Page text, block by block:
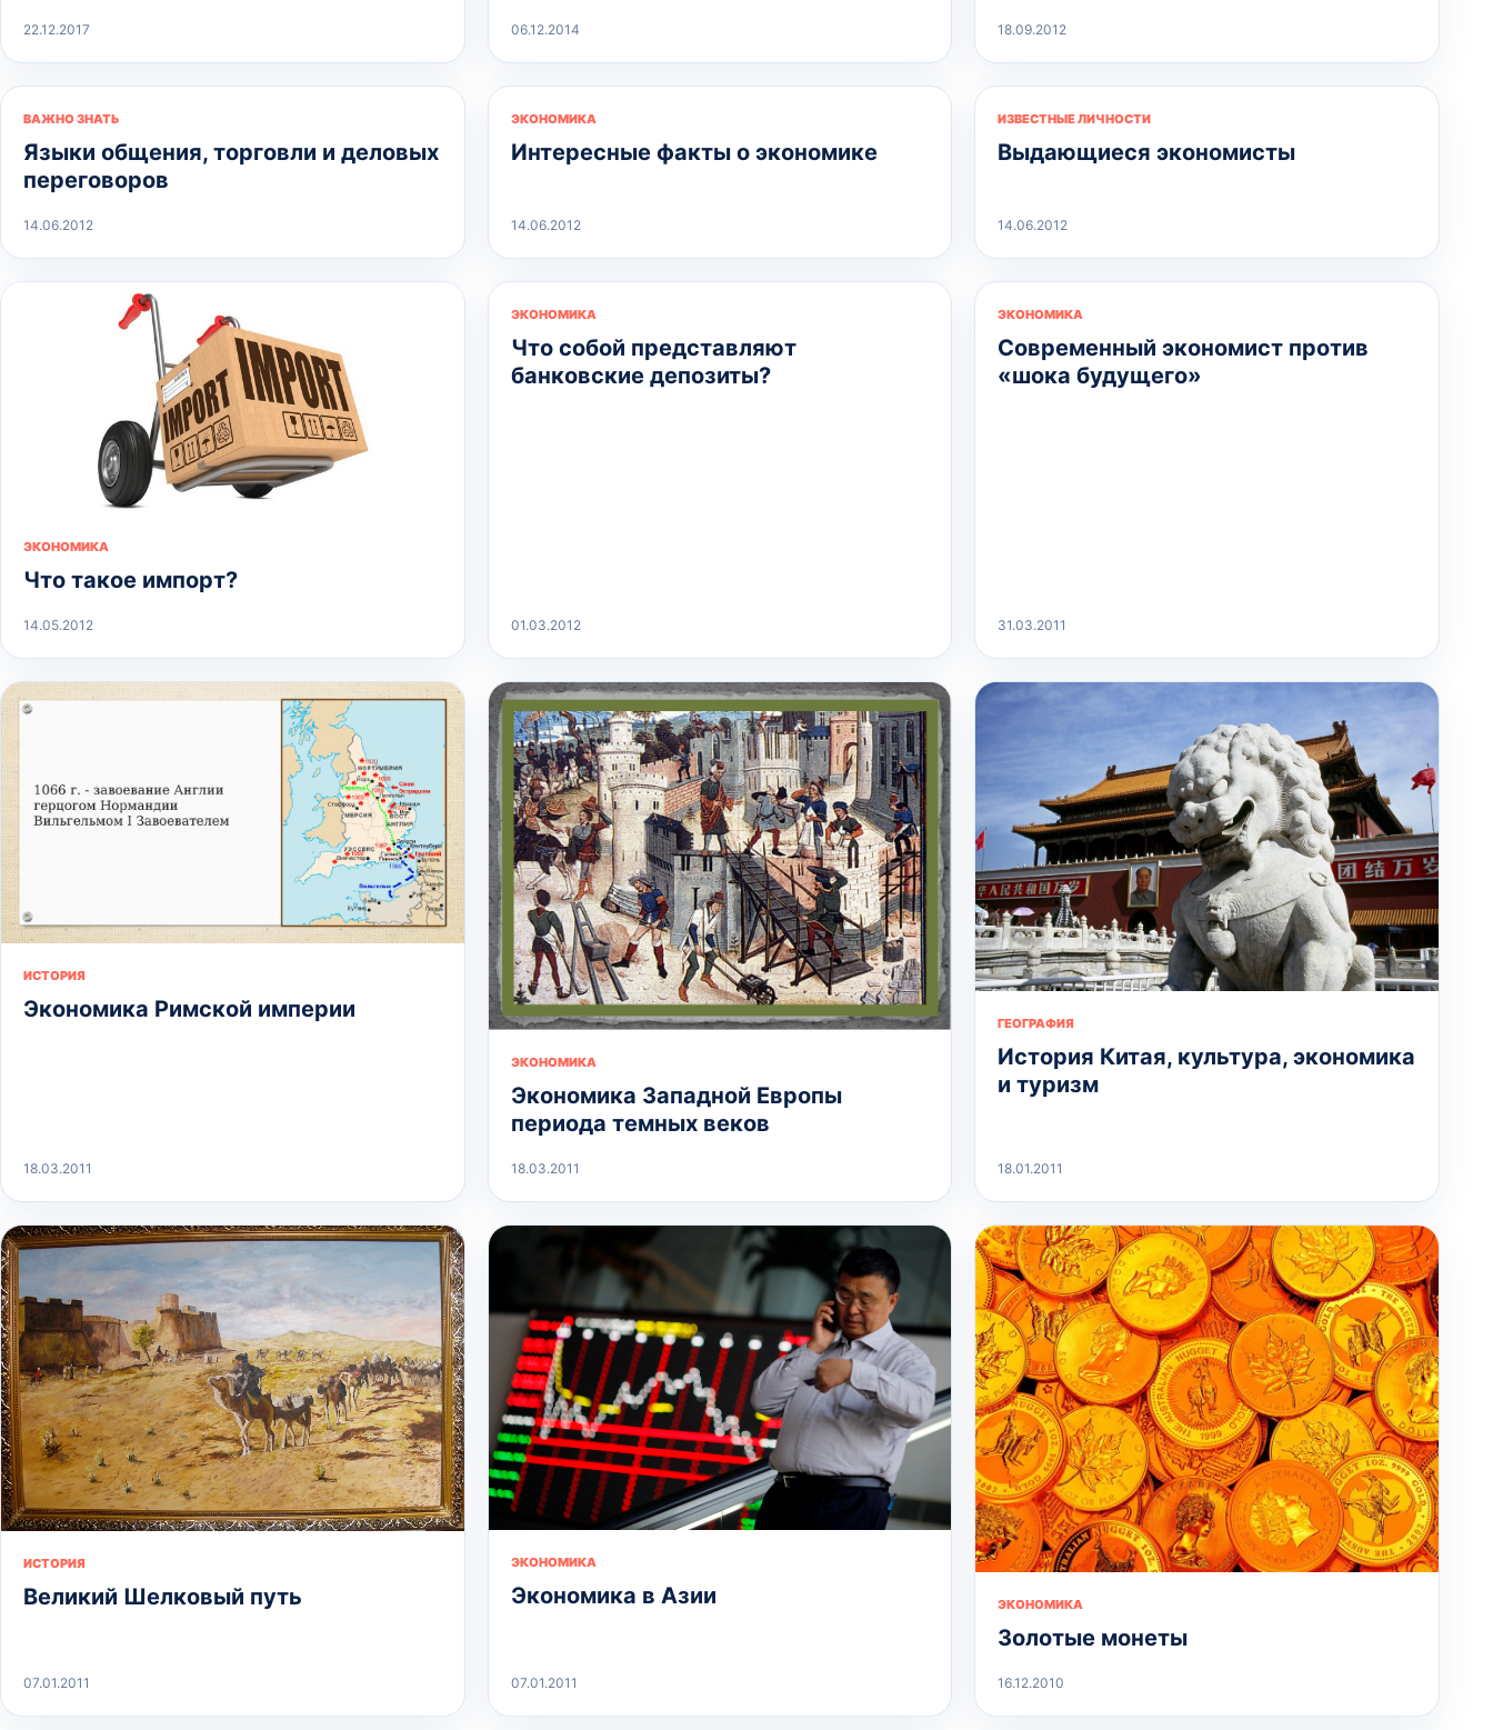
22.12.2017 06.12.2014 18.09.2012
ВАЖНО ЗНАТЬ
Языки общения, торговли и деловых
переговоров
14.06.2012
ЭКОНОМИКА
Интересные факты о экономике
14.06.2012
ИЗВЕСТНЫЕ ЛИЧНОСТИ
Выдающиеся экономисты
14.06.2012
ЭКОНОМИКА
Что такое импорт?
14.05.2012
ЭКОНОМИКА
Что собой представляют
банковские депозиты?
01.03.2012
ЭКОНОМИКА
Современный экономист против
«шока будущего»
31.03.2011
ИСТОРИЯ
Экономика Римской империи
18.03.2011
ЭКОНОМИКА
Экономика Западной Европы
периода темных веков
18.03.2011
ГЕОГРАФИЯ
История Китая, культура, экономика
и туризм
18.01.2011
ИСТОРИЯ
Великий Шелковый путь
07.01.2011
ЭКОНОМИКА
Экономика в Азии
07.01.2011
ЭКОНОМИКА
Золотые монеты
16.12.2010